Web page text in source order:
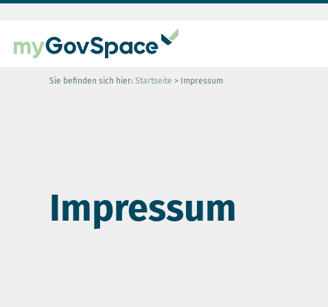
Sie befinden sich hier: Startseite > Impressum
Impressum